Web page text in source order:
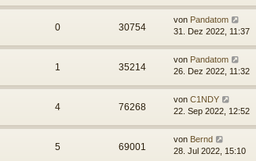
0 30754
von Pandatom
31. Dez 2022, 11:37
1 35214
von Pandatom
26. Dez 2022, 11:32
4 76268
von C1NDY
22. Sep 2022, 12:52
5 69001
von Bernd
28. Jul 2022, 15:10